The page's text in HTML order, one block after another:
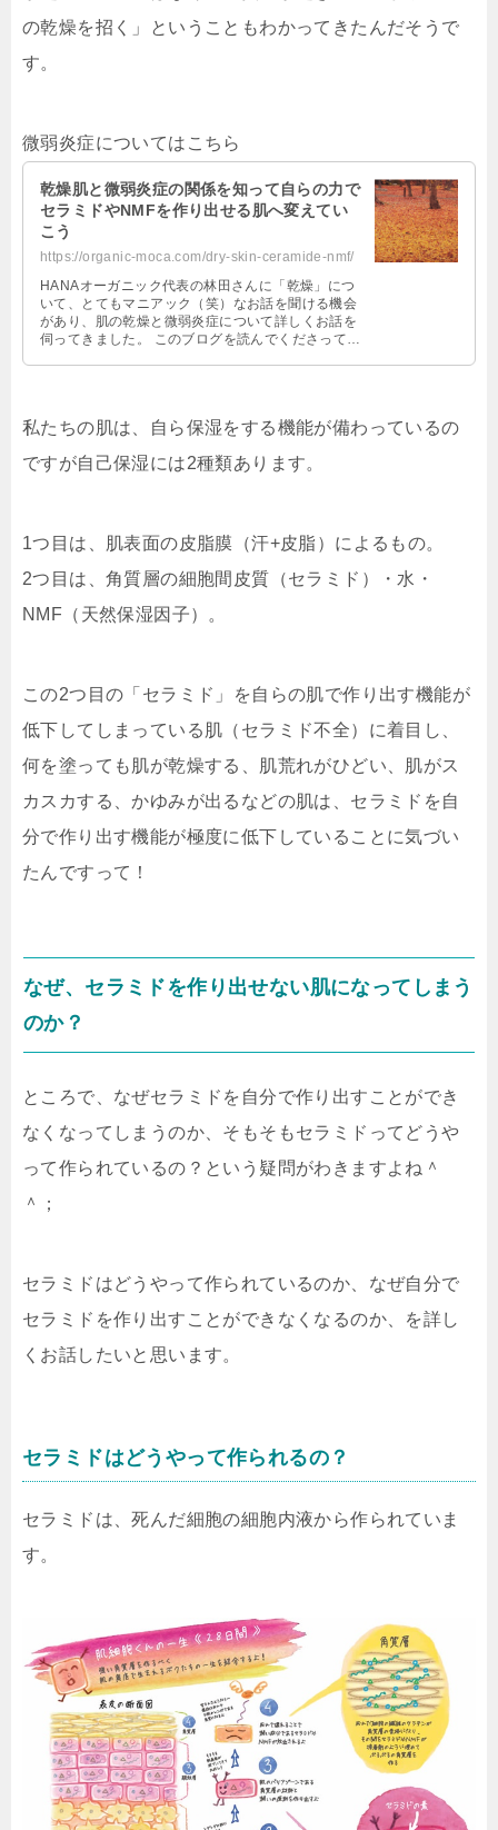
の乾燥を招く
」ということもわかってきたんだそうで
す。
微弱炎症についてはこちら
乾燥肌と微弱炎症の関係を知って自らの力で
セラミドやNMFを作り出せる肌へ変えてい
こう
https://organic-moca.com/dry-skin-ceramide-nmf/
HANAオーガニック代表の林田さんに「乾燥」につ
いて、とてもマニアック（笑）なお話を聞ける機会
があり、肌の乾燥と微弱炎症について詳しくお話を
伺ってきました。 このブログを読んでくださってい
私たちの肌は、自ら保湿をする機能が備わっているの
ですが自己保湿には2種類あります。
1つ目は、 肌表面の皮脂膜（汗+皮脂） によるもの。
2つ目は、 角質層の細胞間皮質（セラミド）・水・
NMF（天然保湿因子） 。
この2つ目の「セラミド」を自らの肌で作り出す機能が
低下してしまっている肌（セラミド不全）に着目し、
何を塗っても肌が乾燥する、肌荒れがひどい、肌がス
カスカする、かゆみが出るなどの肌は、 セラミドを自
分で作り出す機能が極度に低下している ことに気づい
たんですって！
なぜ、セラミドを作り出せない肌になってしまう
のか？
ところで、なぜセラミドを自分で作り出すことができ
なくなってしまうのか、そもそもセラミドってどうや
って作られているの？という疑問がわきますよね＾
＾；
セラミドはどうやって作られているのか、なぜ自分で
セラミドを作り出すことができなくなるのか、を詳し
くお話したいと思います。
セラミドはどうやって作られるの？
セラミドは、死んだ細胞の細胞内液から作られていま
す。